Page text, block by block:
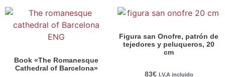
Book «The Romanesque
Cathedral of Barcelona»
Figura san Onofre, patrón de
tejedores y peluqueros, 20
cm
83€ I.V.A incluido